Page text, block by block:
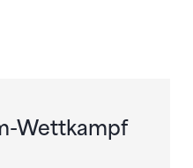
Wettkampf